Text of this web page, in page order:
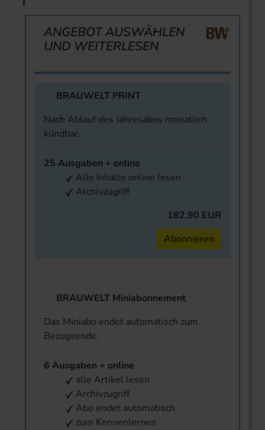
ANGEBOT AUSWÄHLEN
UND WEITERLESEN
BRAUWELT PRINT
Nach Ablauf des Jahresabos monatlich
kündbar.
25 Ausgaben + online
Alle Inhalte online lesen
Archivzugriff
182,90 EUR
Abonnieren
BRAUWELT Miniabonnement
Das Miniabo endet automatisch zum
Bezugsende.
6 Ausgaben + online
alle Artikel lesen
Archivzugriff
Abo endet automatisch
zum Kennenlernen